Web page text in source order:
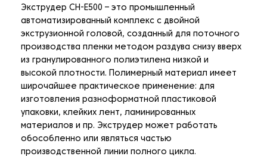
Экструдер CH-E500 – это промышленный
автоматизированный комплекс с двойной
экструзионной головой, созданный для поточного
производства пленки методом раздува снизу вверх
из гранулированного полиэтилена низкой и
высокой плотности. Полимерный материал имеет
широчайшее практическое применение: для
изготовления разноформатной пластиковой
упаковки, клейких лент, ламинированных
материалов и пр. Экструдер может работать
обособленно или являться частью
производственной линии полного цикла.